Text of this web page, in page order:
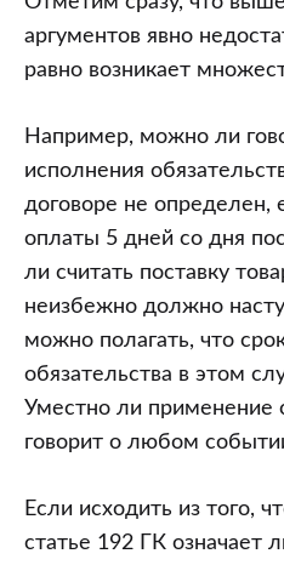
аргументов явно
равно возникает
Например, можно ли
исполнения
договоре не определен,
оплаты 5 дней со дня
ли считать поставку
неизбежно должно
можно полагать, что
обязательства в этом
Уместно ли применение
говорит о любом
Если исходить из того,
статье 192 ГК означает